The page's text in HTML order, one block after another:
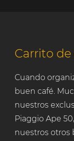
Carrito
Cuando
buen café.
nuestros
Piaggio Ape
nuestros otros